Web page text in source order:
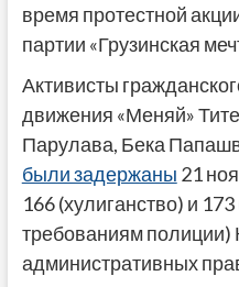
время протестной
партии «Грузинская
Активисты
движения «Меняй»
Парулава, Бека
были задержаны 21
166 (хулиганство) и
требованиям полиции)
административных